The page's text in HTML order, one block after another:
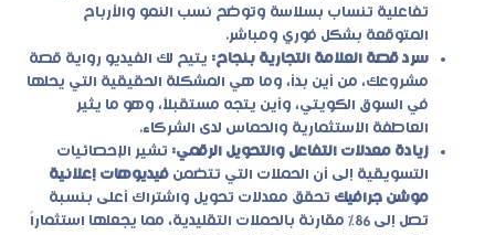
تفاعلية تنساب بسلاسة وتوضح نسب النمو والأرباح
المتوقعة بشكل فوري ومباشر.
سرد قصة العلامة التجارية بنجاح: يتيح لك الفيديو رواية قصة
مشروعك، من أين بدأ، وما هي المشكلة الحقيقية التي يحلها
في السوق الكويتي، وأين يتجه مستقبلاً، وهو ما يثير
العاطفة الاستثمارية والحماس لدى الشركاء.
زيادة معدلات التفاعل والتحويل الرقمي: تشير الإحصائيات
التسويقية إلى أن الحملات التي تتضمن فيديوهات إعلانية
موشن جرافيك تحقق معدلات تحويل واشتراك أعلى بنسبة
تصل إلى 86% مقارنة بالحملات التقليدية، مما يجعلها استثماراً